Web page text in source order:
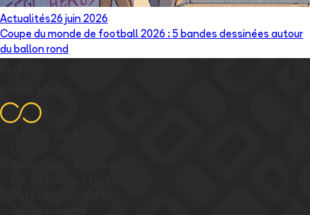
Actualités26 juin 2026
Coupe du monde de football 2026 : 5 bandes dessinées autour
du ballon rond